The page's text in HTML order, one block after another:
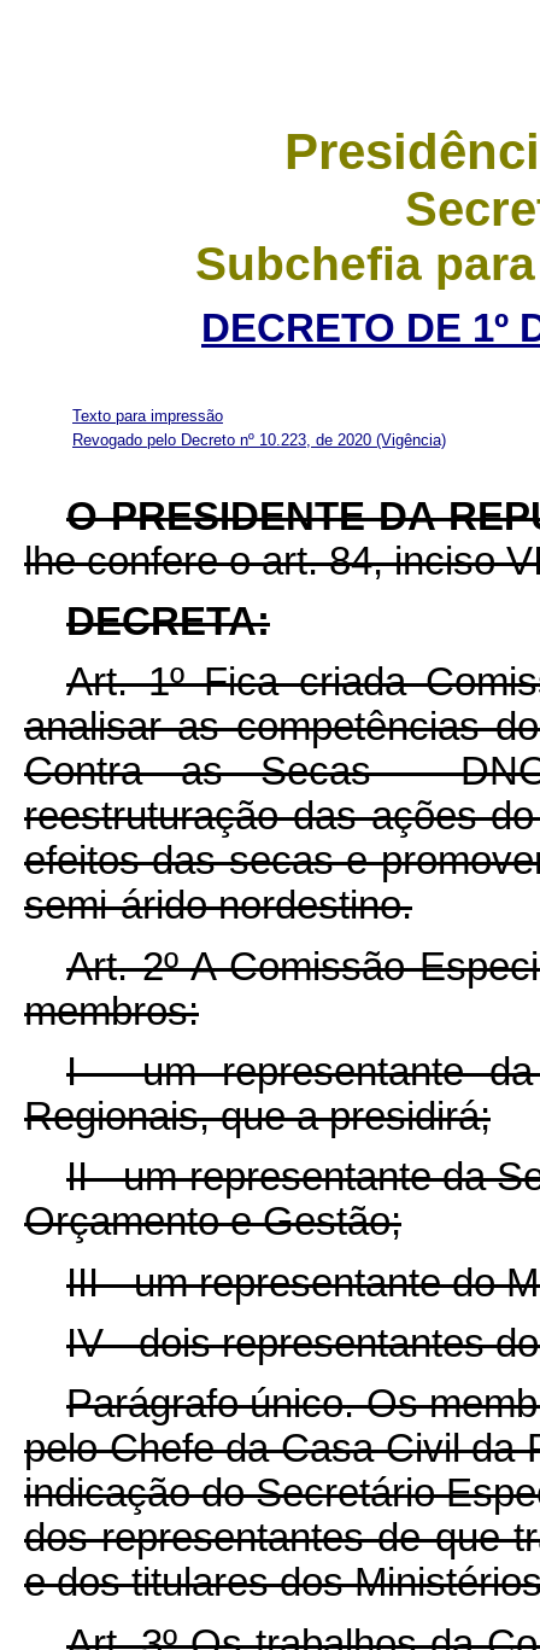
Subchefia
DECRETO DE 1º
Texto para impressão
Revogado pelo Decreto nº 10.223, de 2020 (Vigência)
O PRESIDENTE DA
lhe confere o art. 84, inciso
DECRETA:
Art. 1º Fica criada
analisar as competências
Contra as Secas -
reestruturação das ações
efeitos das secas e
semi-árido nordestino.
Art. 2º A Comissão
membros:
I - um representante
Regionais, que a presidirá;
II - um representante da
Orçamento e Gestão;
III - um representante do
IV - dois representantes
Parágrafo único. Os
pelo Chefe da Casa Civil da
indicação do Secretário
dos representantes de que
e dos titulares dos